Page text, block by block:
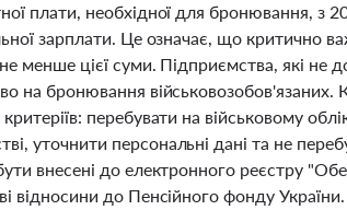
плати, необхідної для бронювання, з
зарплати. Це означає, що
менше цієї суми. Підприємства, які
на бронювання
перебувати на військовому
уточнити персональні дані та не
внесені до електронного реєстру
відносини до Пенсійного фонду